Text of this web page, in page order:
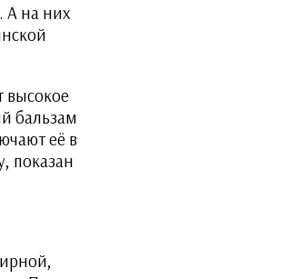
А на них
высокое
бальзам
её в
показан